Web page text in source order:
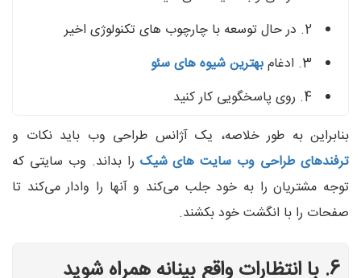
2. در حال توسعه با چارچوب های تکنولوژی اخیر
3. ادغام
بهترین شیوه های سئو
4. روی پاسخگویی کار کنید
بنابراین به طور خلاصه، یک آژانس طراحی وب باید نکات و
ترفندهای طراحی وب سایت های شیک را بداند. وب ‌سایتی که
توجه مشتریان را به خود جلب می‌کند و آنها را وادار می‌کند تا
صفحات را با انگشت خود بکشند.
6. با انتظارات واقع بینانه همراه شوید